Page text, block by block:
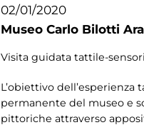
02/01/2020
Museo Carlo Bilotti
Visita guidata tattile-
L’obiettivo
permanente del museo e
pittoriche attraverso